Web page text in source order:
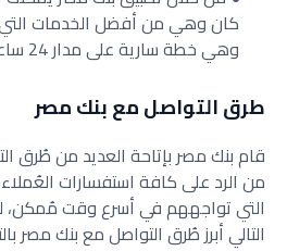
كان وهي من أفضل الخدمات التي
وهي خطة سارية على مدار 24 ساعة.
طرق التواصل مع بنك مصر
قام بنك مصر بإتاحة العديد من طُرق
من الرد على كافة استفسارات
التي تواجههم في أسرع وقت مُمكن،
التالي أبرز طُرق التواصل مع بنك مصر